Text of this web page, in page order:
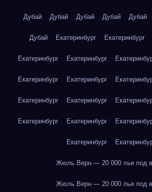
Дубай Дубай Дубай Дубай Дубай
Дубай Екатеринбург Екатеринбург
Екатеринбург Екатеринбург
Екатеринбург Екатеринбург
Екатеринбург Екатеринбург
Екатеринбург Екатеринбург
Екатеринбург
Жюль Верн — 20 000 лье под
Жюль Верн — 20 000 лье под